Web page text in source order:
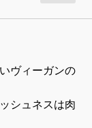
ヴィーガンの
シュネスは肉